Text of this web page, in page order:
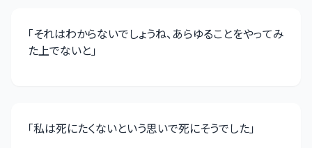
「それはわからないでしょうね、あらゆることをやってみ
た上でないと」
「私は死にたくないという思いで死にそうでした」